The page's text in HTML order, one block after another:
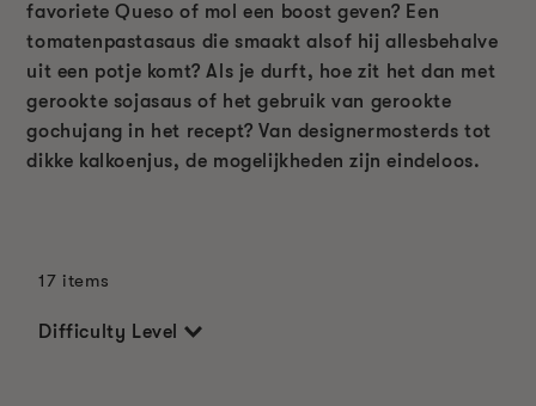
favoriete Queso of mol een boost geven? Een
tomatenpastasaus die smaakt alsof hij allesbehalve
uit een potje komt? Als je durft, hoe zit het dan met
gerookte sojasaus of het gebruik van gerookte
gochujang in het recept? Van designermosterds tot
dikke kalkoenjus, de mogelijkheden zijn eindeloos.
Difficulty Level
17 items